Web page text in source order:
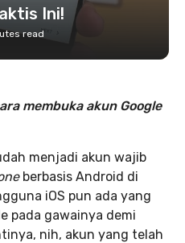
Ini!
read
membuka akun Google
menjadi akun wajib
berbasis Android di
iOS pun ada yang
pada gawainya demi
nih, akun yang telah